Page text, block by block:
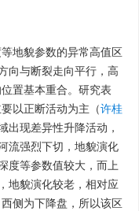
地貌参数的异常高值区
向与断裂走向平行，高
置基本重合。研究表
以正断活动为主（许桂
出现差异性升降活动，
流强烈下切，地貌演化
度等参数值较大，而上
地貌演化较老，相对应
侧为下降盘，所以该区